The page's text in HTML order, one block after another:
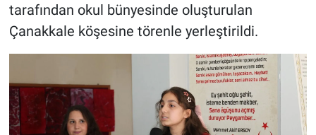
tarafından okul bünyesinde oluşturulan
Çanakkale köşesine törenle yerleştirildi.